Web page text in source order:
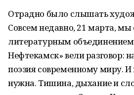
Отрадно было слышать
Совсем недавно, 21 марта, мы
литературным
Нефтекамск» вели разговор:
поэзия современному миру. И
нужна. Тишина, дыхание и